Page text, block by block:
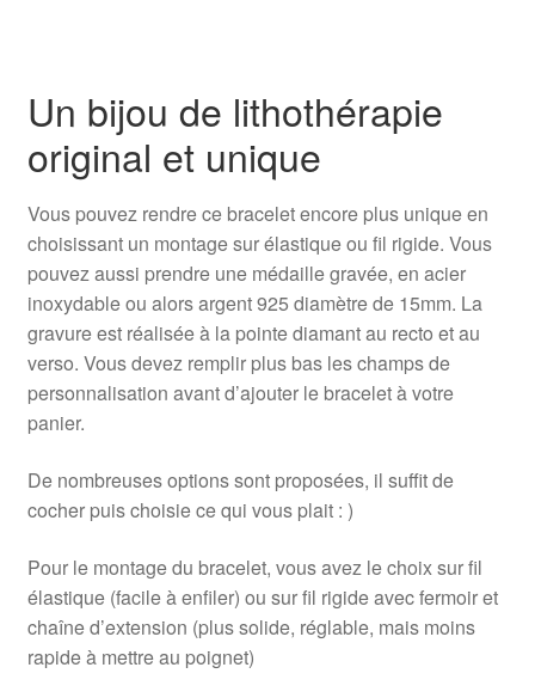
Un bijou de lithothérapie
original et unique
Vous pouvez rendre ce bracelet encore plus unique en
choisissant un montage sur élastique ou fil rigide. Vous
pouvez aussi prendre une médaille gravée, en acier
inoxydable ou alors argent 925 diamètre de 15mm. La
gravure est réalisée à la pointe diamant au recto et au
verso. Vous devez remplir plus bas les champs de
personnalisation avant d’ajouter le bracelet à votre
panier.
De nombreuses options sont proposées, il suffit de
cocher puis choisie ce qui vous plait : )
Pour le montage du bracelet, vous avez le choix sur fil
élastique (facile à enfiler) ou sur fil rigide avec fermoir et
chaîne d’extension (plus solide, réglable, mais moins
rapide à mettre au poignet)